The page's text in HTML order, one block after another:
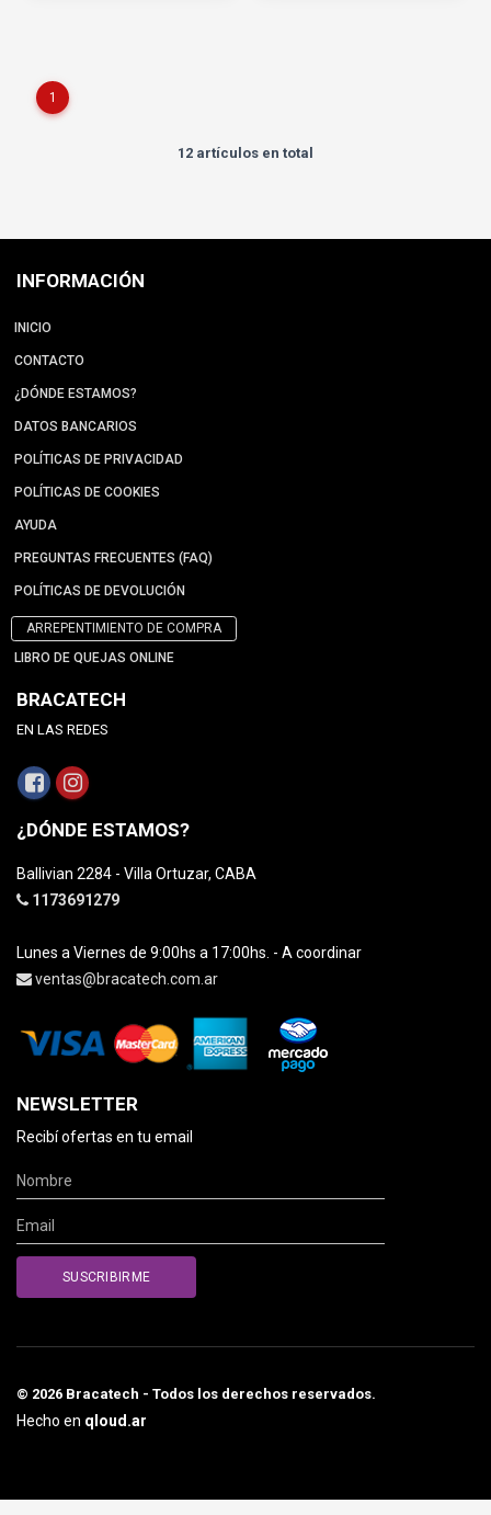
1
12 artículos en total
INFORMACIÓN
INICIO
CONTACTO
¿DÓNDE ESTAMOS?
DATOS BANCARIOS
POLÍTICAS DE PRIVACIDAD
POLÍTICAS DE COOKIES
AYUDA
PREGUNTAS FRECUENTES (FAQ)
POLÍTICAS DE DEVOLUCIÓN
ARREPENTIMIENTO DE COMPRA
LIBRO DE QUEJAS ONLINE
BRACATECH
EN LAS REDES
¿DÓNDE ESTAMOS?
Ballivian 2284 - Villa Ortuzar, CABA
1173691279
Lunes a Viernes de 9:00hs a 17:00hs. - A coordinar
ventas@bracatech.com.ar
NEWSLETTER
Recibí ofertas en tu email
© 2026 Bracatech - Todos los derechos reservados.
Hecho en qloud.ar